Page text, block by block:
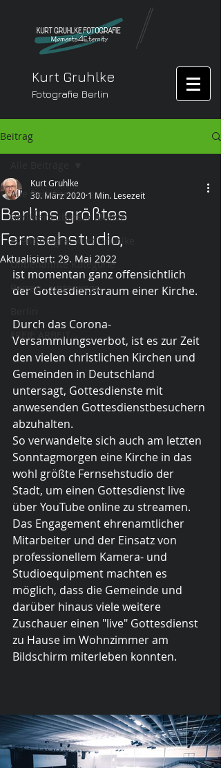
Kurt Gruhlke
Fotografie Berlin
Beitrag
Alle Beiträge
Berliner Lübarser Motive
Eventfotograf Kurt Gruhlke
Unbenannte Kategorie
Reisen - unterwegs
FREIE ARBEIT
Berlins größtes
Fernsehstudio,
Kurt Gruhlke
30. März 2020 1 Min. Lesezeit
Aktualisiert: 29. Mai 2022
ist momentan ganz offensichtlich
der Gottesdienstraum einer Kirche.
Durch das Corona-
Versammlungsverbot, ist es zur Zeit
den vielen christlichen Kirchen und
Gemeinden in Deutschland
untersagt, Gottesdienste mit
anwesenden Gottesdienstbesuchern
abzuhalten.
So verwandelte sich auch am letzten
Sonntagmorgen eine Kirche in das
wohl größte Fernsehstudio der
Stadt, um einen Gottesdienst live
über YouTube online zu streamen.
Das Engagement ehrenamtlicher
Mitarbeiter und der Einsatz von
professionellem Kamera- und
Studioequipment machten es
möglich, dass die Gemeinde und
darüber hinaus viele weitere
Zuschauer einen "live" Gottesdienst
zu Hause im Wohnzimmer am
Bildschirm miterleben konnten.